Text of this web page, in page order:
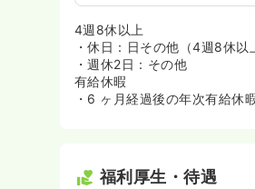
4週8休以上
・休日：日その他（4週8休以
・週休2日：その他
有給休暇
・6 ヶ月経過後の年次有給休
福利厚生・待遇